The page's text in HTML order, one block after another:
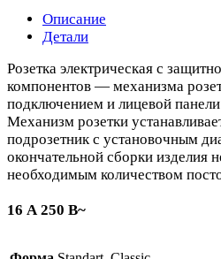
Описание
Детали
Розетка электрическая с
компонентов — механизма
подключением и лицевой
Механизм розетки
подрозетник с установочным
окончательной сборки изделия
необходимым количеством
16 А 250 В~